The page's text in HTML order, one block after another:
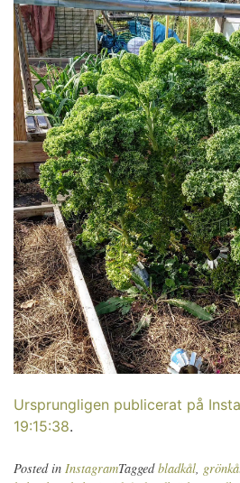
Ursprungligen publicerat på
19:15:38.
Posted in InstagramTaggedbladkål,